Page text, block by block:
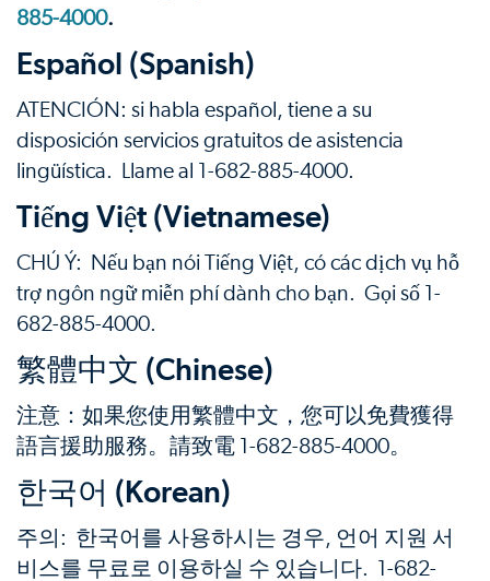
885-4000.
Español (Spanish)
ATENCIÓN: si habla español, tiene a su
disposición servicios gratuitos de asistencia
lingüística. Llame al 1-682-885-4000.
Tiếng Việt (Vietnamese)
CHÚ Ý: Nếu bạn nói Tiếng Việt, có các dịch vụ hỗ
trợ ngôn ngữ miễn phí dành cho bạn. Gọi số 1-
682-885-4000.
繁體中文 (Chinese)
注意：如果您使用繁體中文，您可以免費獲得
語言援助服務。請致電 1-682-885-4000。
한국어 (Korean)
주의: 한국어를 사용하시는 경우, 언어 지원 서
비스를 무료로 이용하실 수 있습니다. 1-682-